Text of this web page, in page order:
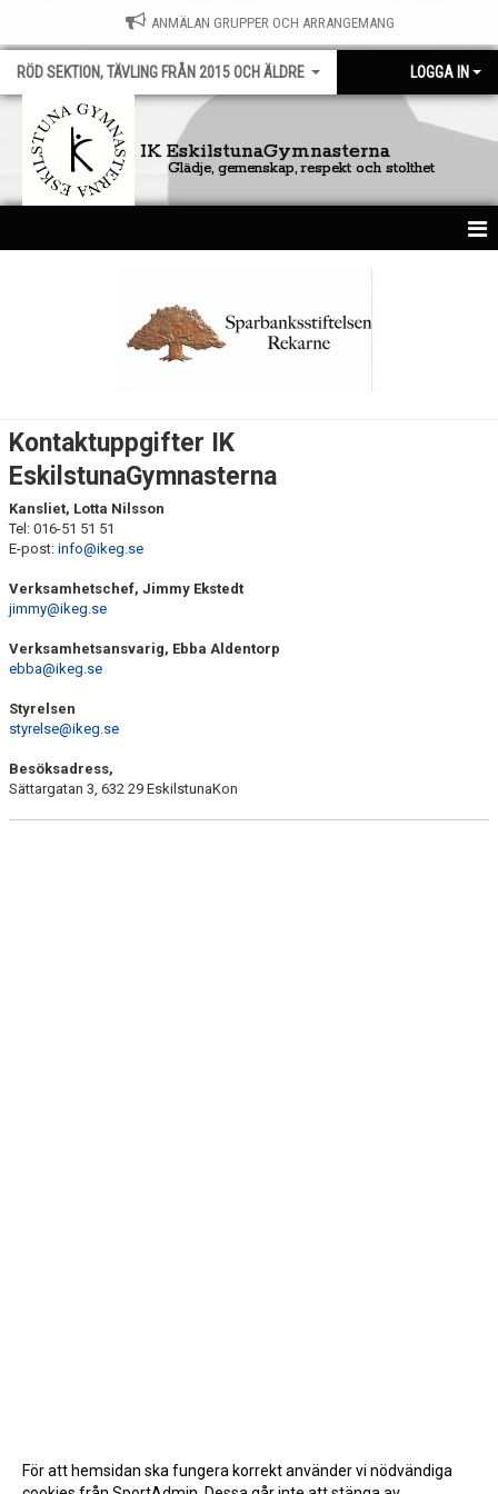
ANMÄLAN GRUPPER OCH ARRANGEMANG
RÖD SEKTION, TÄVLING FRÅN 2015 OCH ÄLDRE LOGGA IN
IK EskilstunaGymnasterna
Glädje, gemenskap, respekt och stolthet
DOKUMENT
KONTAKT
Kontaktuppgifter IK
EskilstunaGymnasterna
Kansliet, Lotta Nilsson
Tel: 016-51 51 51
E-post: info@ikeg.se
Verksamhetschef, Jimmy Ekstedt
jimmy@ikeg.se
Verksamhetsansvarig, Ebba Aldentorp
ebba@ikeg.se
Styrelsen
styrelse@ikeg.se
Besöksadress,
Sättargatan 3, 632 29 EskilstunaKon
För att hemsidan ska fungera korrekt använder vi nödvändiga